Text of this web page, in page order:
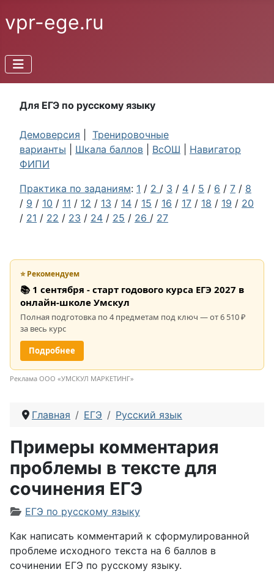
vpr-ege.ru
Для ЕГЭ по русскому языку
Демоверсия
Тренировочные
варианты
Шкала баллов ВсОШ
Навигатор
ФИПИ
Практика по заданиям: 1 / 2 / 3 / 4 / 5 / 6 / 7 / 8
/ 9 / 10 / 11 / 12 / 13 / 14 / 15 / 16 / 17 / 18 / 19 / 20
/ 21 / 22 / 23 / 24 / 25 / 26 / 27
⭐ Рекомендуем
📚 1 сентября - старт годового курса ЕГЭ 2027 в
онлайн-школе Умскул
Полная подготовка по 4 предметам под ключ — от 6 510 ₽
за весь курс
Подробнее
Реклама ООО «УМСКУЛ МАРКЕТИНГ»
Главная ЕГЭ Русский язык
Примеры комментария
проблемы в тексте для
сочинения ЕГЭ
Информация о материале
ЕГЭ по русскому языку
Как написать комментарий к сформулированной
проблеме исходного текста на 6 баллов в
сочинении ЕГЭ по русскому языку.